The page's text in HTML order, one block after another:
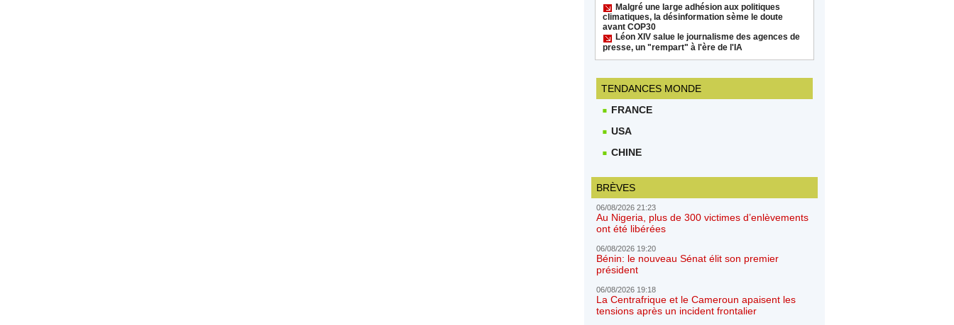
Malgré une large adhésion aux politiques
climatiques, la désinformation sème le doute
avant COP30
Léon XIV salue le journalisme des agences de
presse, un "rempart" à l'ère de l'IA
TENDANCES MONDE
FRANCE
USA
CHINE
BRÈVES
06/08/2026 21:23
Au Nigeria, plus de 300 victimes d’enlèvements
ont été libérées
06/08/2026 19:20
Bénin: le nouveau Sénat élit son premier
président
06/08/2026 19:18
La Centrafrique et le Cameroun apaisent les
tensions après un incident frontalier